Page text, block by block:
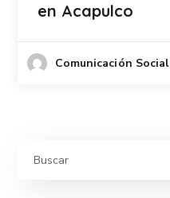
en Acapulco
Comunicación Social